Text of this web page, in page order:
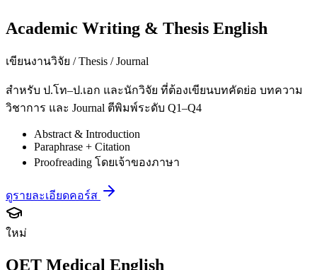
Academic Writing & Thesis English
เขียนงานวิจัย / Thesis / Journal
สำหรับ ป.โท–ป.เอก และนักวิจัย ที่ต้องเขียนบทคัดย่อ บทความ
วิชาการ และ Journal ตีพิมพ์ระดับ Q1–Q4
Abstract & Introduction
Paraphrase + Citation
Proofreading โดยเจ้าของภาษา
ดูรายละเอียดคอร์ส
ใหม่
OET Medical English